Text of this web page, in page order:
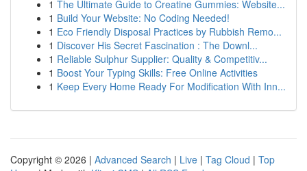
1 The Ultimate Guide to Creatine Gummies: Website...
1 Build Your Website: No Coding Needed!
1 Eco Friendly Disposal Practices by Rubbish Remo...
1 Discover His Secret Fascination : The Downl...
1 Reliable Sulphur Supplier: Quality & Competitiv...
1 Boost Your Typing Skills: Free Online Activities
1 Keep Every Home Ready For Modification With Inn...
Copyright © 2026 | Advanced Search | Live | Tag Cloud | Top